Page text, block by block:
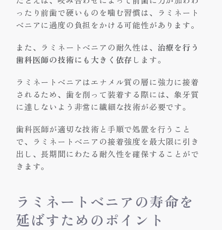
ったり前歯で硬いものを噛む習慣は、ラミネート
ベニアに過度の負担をかける可能性があります。
また、ラミネートベニアの耐久性は、 治療を行う
歯科医師の技術にも大きく依存 します。
ラミネートベニアはエナメル質の層に強力に接着
されるため、歯を削って装着する際には、象牙質
に達しないよう非常に繊細な技術が必要です。
歯科医師が適切な技術と手順で処置を行うこと
で、ラミネートベニアの接着強度を最大限に引き
出し、長期間にわたる耐久性を確保することがで
きます。
ラミネートベニアの寿命を
延ばすためのポイント